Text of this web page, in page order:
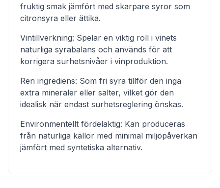
fruktig smak jämfört med skarpare syror som
citronsyra eller ättika.
Vintillverkning: Spelar en viktig roll i vinets
naturliga syrabalans och används för att
korrigera surhetsnivåer i vinproduktion.
Ren ingrediens: Som fri syra tillför den inga
extra mineraler eller salter, vilket gör den
idealisk när endast surhetsreglering önskas.
Environmentellt fördelaktig: Kan produceras
från naturliga källor med minimal miljöpåverkan
jämfört med syntetiska alternativ.